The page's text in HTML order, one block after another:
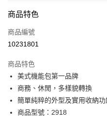
信用卡一次付款
超商取貨付款
Apple Pay
街口支付
悠遊付
商品特色
商品編號
10231801
商品特色
美式機能包第一品牌
商務、休閒，多樣貌轉換
簡單純粹的外型及實用收納功
商品型號：2918